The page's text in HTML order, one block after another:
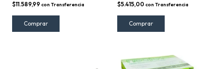
$11.589,99 con Transferencia $5.415,00 con Transferencia